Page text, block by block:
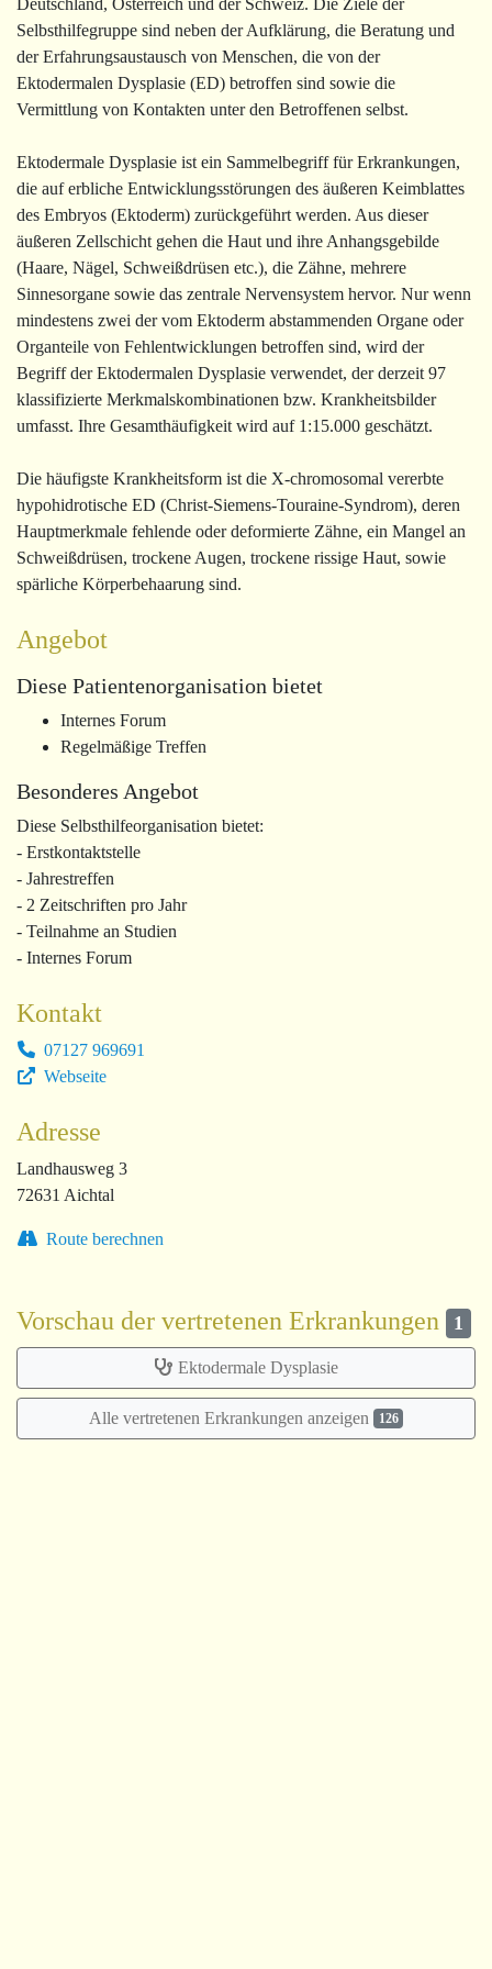
Deutschland, Österreich und der Schweiz. Die Ziele der
Selbsthilfegruppe sind neben der Aufklärung, die Beratung und
der Erfahrungsaustausch von Menschen, die von der
Ektodermalen Dysplasie (ED) betroffen sind sowie die
Vermittlung von Kontakten unter den Betroffenen selbst.
Ektodermale Dysplasie ist ein Sammelbegriff für Erkrankungen,
die auf erbliche Entwicklungsstörungen des äußeren Keimblattes
des Embryos (Ektoderm) zurückgeführt werden. Aus dieser
äußeren Zellschicht gehen die Haut und ihre Anhangsgebilde
(Haare, Nägel, Schweißdrüsen etc.), die Zähne, mehrere
Sinnesorgane sowie das zentrale Nervensystem hervor. Nur wenn
mindestens zwei der vom Ektoderm abstammenden Organe oder
Organteile von Fehlentwicklungen betroffen sind, wird der
Begriff der Ektodermalen Dysplasie verwendet, der derzeit 97
klassifizierte Merkmalskombinationen bzw. Krankheitsbilder
umfasst. Ihre Gesamthäufigkeit wird auf 1:15.000 geschätzt.
Die häufigste Krankheitsform ist die X-chromosomal vererbte
hypohidrotische ED (Christ-Siemens-Touraine-Syndrom), deren
Hauptmerkmale fehlende oder deformierte Zähne, ein Mangel an
Schweißdrüsen, trockene Augen, trockene rissige Haut, sowie
spärliche Körperbehaarung sind.
Angebot
Diese Patientenorganisation bietet
Internes Forum
Regelmäßige Treffen
Besonderes Angebot
Diese Selbsthilfeorganisation bietet:
- Erstkontaktstelle
- Jahrestreffen
- 2 Zeitschriften pro Jahr
- Teilnahme an Studien
- Internes Forum
Kontakt
07127 969691
Webseite
Adresse
Landhausweg 3
72631 Aichtal
Route berechnen
Vorschau der vertretenen Erkrankungen 1
Ektodermale Dysplasie
Alle vertretenen Erkrankungen anzeigen 126